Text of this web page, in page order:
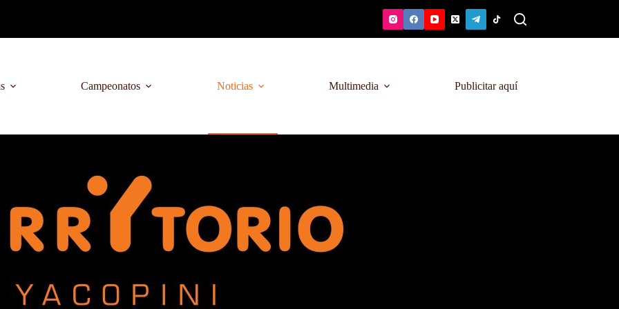
Campeonatos Noticias Multimedia Publicitar aquí